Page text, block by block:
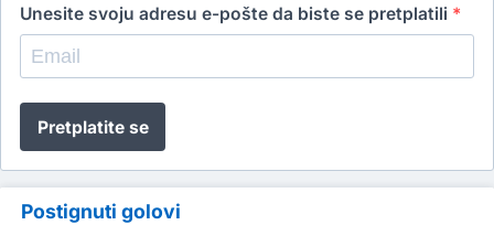
Unesite svoju adresu e-pošte da biste se pretplatili *
Pretplatite se
Postignuti golovi